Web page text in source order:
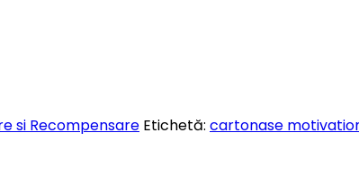
si Recompensare Etichetă: cartonase